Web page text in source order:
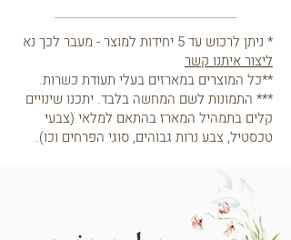
* ניתן לרכוש עד 5 יחידות למוצר - מעבר לכך נא
ליצור איתנו קשר
**כל המוצרים במארזים בעלי תעודת כשרות.
*** התמונות לשם המחשה בלבד. יתכנו שינויים
קלים בתמהיל המארז בהתאם למלאי (צבעי
טכסטיל, צבע נרות גבוהים, סוגי הפרחים וכו).